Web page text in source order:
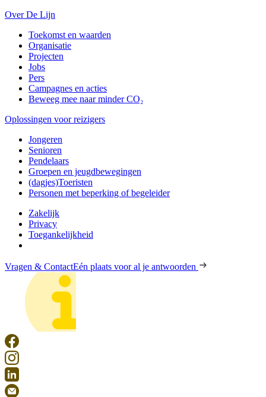
Over De Lijn
Toekomst en waarden
Organisatie
Projecten
Jobs
Pers
Campagnes en acties
Beweeg mee naar minder CO₂
Oplossingen voor reizigers
Jongeren
Senioren
Pendelaars
Groepen en jeugdbewegingen
(dagjes)Toeristen
Personen met beperking of begeleider
Zakelijk
Privacy
Toegankelijkheid
Vragen & ContactEén plaats voor al je antwoorden